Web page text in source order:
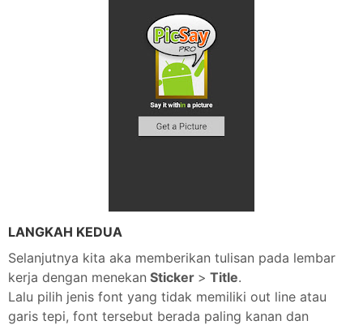
LANGKAH KEDUA
Selanjutnya kita aka memberikan tulisan pada lembar
kerja dengan menekan Sticker > Title.
Lalu pilih jenis font yang tidak memiliki out line atau
garis tepi, font tersebut berada paling kanan dan